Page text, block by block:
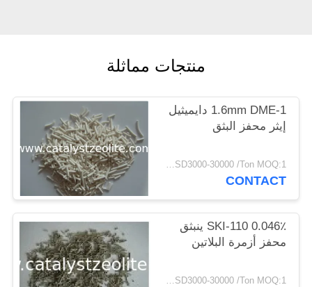
منتجات مماثلة
1.6mm DME-1 دايميثيل
إيثر محفز البثق
USD3000-30000 /Ton MOQ:1 كغم
CONTACT
SKI-110 0.046٪ ينبثق
محفز أزمرة البلاتين
USD3000-30000 /Ton MOQ:1 كغم